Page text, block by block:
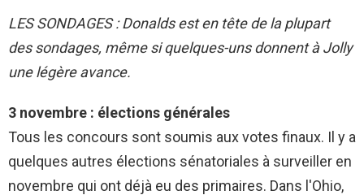
LES SONDAGES : Donalds est en tête de la plupart
des sondages, même si quelques-uns donnent à Jolly
une légère avance.
3 novembre : élections générales
Tous les concours sont soumis aux votes finaux. Il y a
quelques autres élections sénatoriales à surveiller en
novembre qui ont déjà eu des primaires. Dans l'Ohio,